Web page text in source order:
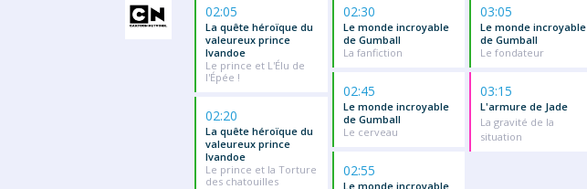
02:05
La quête héroïque du
valeureux prince
Ivandoe
Le prince et L'Élu de
l'Épée !
02:20
La quête héroïque du
valeureux prince
Ivandoe
Le prince et la Torture
des chatouilles
02:30
Le monde incroyable
de Gumball
La fanfiction
02:45
Le monde incroyable
de Gumball
Le cerveau
02:55
Le monde incroyable
03:05
Le monde incroyable
de Gumball
Le fondateur
03:15
L'armure de Jade
La gravité de la
situation